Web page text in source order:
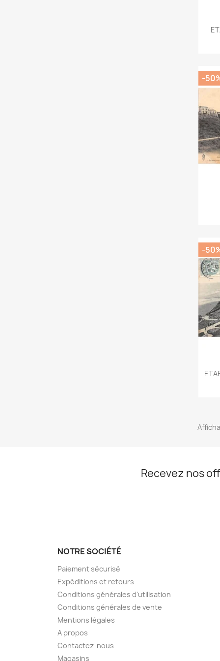
-
-
Recevez nos
NOTRE SOCIÉTÉ
Paiement sécurisé
Expéditions et retours
Conditions générales d'utilisation
Conditions générales de vente
Mentions légales
A propos
Contactez-nous
Magasins